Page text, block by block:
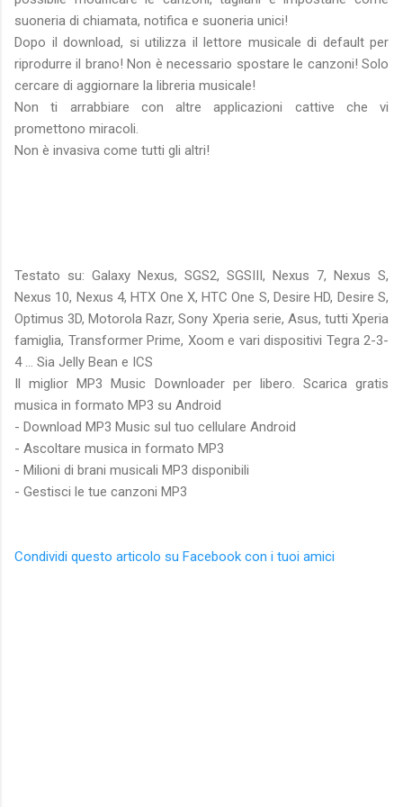
suoneria di chiamata, notifica e suoneria unici!
Dopo il download, si utilizza il lettore musicale di default per
riprodurre il brano! Non è necessario spostare le canzoni! Solo
cercare di aggiornare la libreria musicale!
Non ti arrabbiare con altre applicazioni cattive che vi
promettono miracoli.
Non è invasiva come tutti gli altri!
Testato su: Galaxy Nexus, SGS2, SGSIII, Nexus 7, Nexus S,
Nexus 10, Nexus 4, HTX One X, HTC One S, Desire HD, Desire S,
Optimus 3D, Motorola Razr, Sony Xperia serie, Asus, tutti Xperia
famiglia, Transformer Prime, Xoom e vari dispositivi Tegra 2-3-
4 ... Sia Jelly Bean e ICS
Il miglior MP3 Music Downloader per libero. Scarica gratis
musica in formato MP3 su Android
- Download MP3 Music sul tuo cellulare Android
- Ascoltare musica in formato MP3
- Milioni di brani musicali MP3 disponibili
- Gestisci le tue canzoni MP3
Condividi questo articolo su Facebook con i tuoi amici